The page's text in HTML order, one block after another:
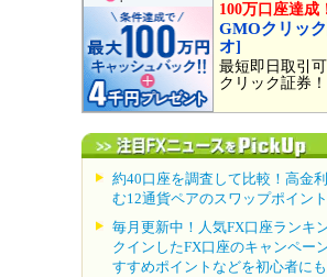
100万口座達成
GMOクリッ
オ]
最短即日取引
クリック証券！
約40口座を調査して比較！高金
む12通貨ペアのスワップポイン
毎月更新中！人気FX口座ランキ
クインしたFX口座のキャンペー
すすめポイントなどを初心者に